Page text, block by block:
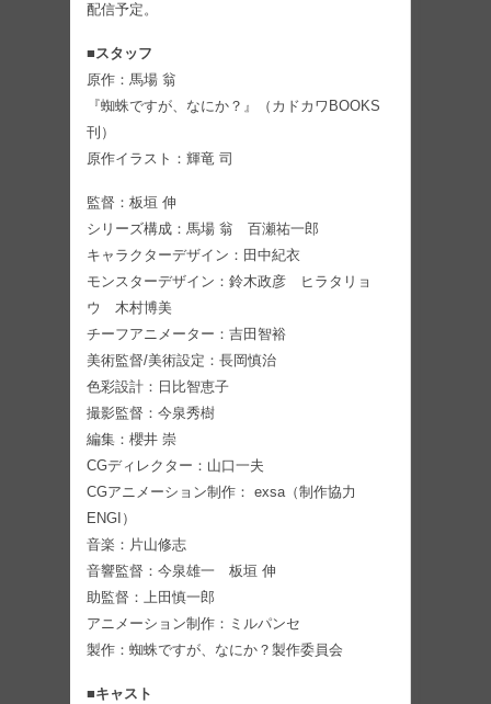
配信予定。
■スタッフ
原作：馬場 翁
『蜘蛛ですが、なにか？』（カドカワBOOKS
刊）
原作イラスト：輝竜 司
監督：板垣 伸
シリーズ構成：馬場 翁 百瀬祐一郎
キャラクターデザイン：田中紀衣
モンスターデザイン：鈴木政彦 ヒラタリョ
ウ 木村博美
チーフアニメーター：吉田智裕
美術監督/美術設定：長岡慎治
色彩設計：日比智恵子
撮影監督：今泉秀樹
編集：櫻井 崇
CGディレクター：山口一夫
CGアニメーション制作： exsa（制作協力
ENGI）
音楽：片山修志
音響監督：今泉雄一 板垣 伸
助監督：上田慎一郎
アニメーション制作：ミルパンセ
製作：蜘蛛ですが、なにか？製作委員会
■キャスト